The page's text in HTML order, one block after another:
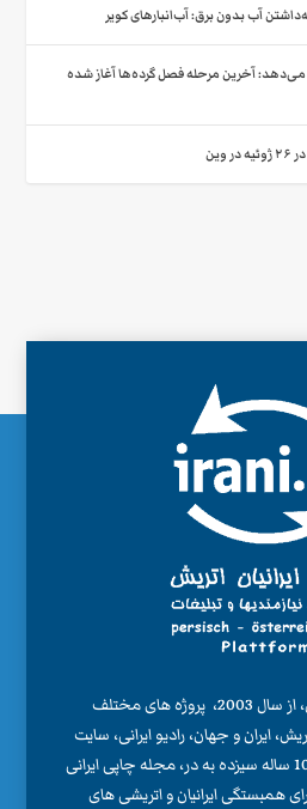
آب بدون برق: آب‌انبارهای کویر
آخرین مرحله فصل گرده‌ها آغاز شده
مجله اینترنتی ایرانیان اتریش، از سال 2003، پروژه های مختلف
ایران و جهان، رادیو ایرانی، سایت
دانشجو، جشنهای بیش از 10 ساله سیزده به در، مجله چاپی ایرانی
همبستگی ایرانیان و اتریشی های